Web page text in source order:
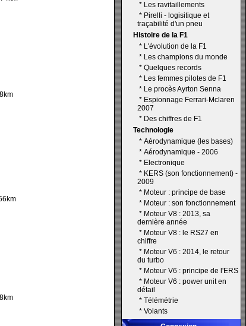
* Les ravitaillements
* Pirelli - logisitique et
traçabilité d'un pneu
Histoire de la F1
* L'évolution de la F1
* Les champions du monde
* Quelques records
* Les femmes pilotes de F1
* Le procès Ayrton Senna
* Espionnage Ferrari-Mclaren
2007
* Des chiffres de F1
Technologie
* Aérodynamique (les bases)
* Aérodynamique - 2006
* Electronique
* KERS (son fonctionnement) -
2009
* Moteur : principe de base
* Moteur : son fonctionnement
* Moteur V8 : 2013, sa
dernière année
* Moteur V8 : le RS27 en
chiffre
* Moteur V6 : 2014, le retour
du turbo
* Moteur V6 : principe de l'ERS
* Moteur V6 : power unit en
détail
* Télémétrie
* Volants